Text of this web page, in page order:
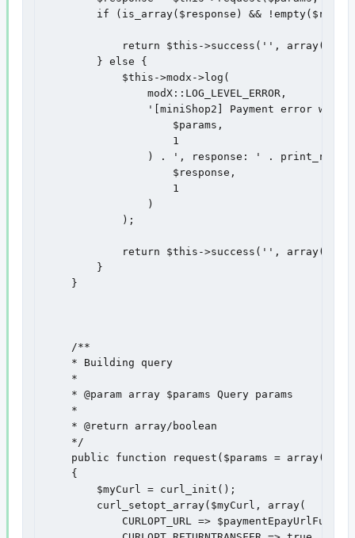
if (is_array($response) &&
return $this->success('',
        } else {
            $this->modx->log(
                modX::LOG_LEVEL_ERROR,
'[miniShop2] Payment error
                    $params,
                    1
                ) . ', response: ' . print_r(
                    $response,
                    1
                )
            );
return $this->success('',
        }
    }
    /**
    * Building query
    *
    * @param array $params Query params
    *
    * @return array/boolean
    */
public function request($params = array(),
    {
        $myCurl = curl_init();
        curl_setopt_array($myCurl, array(
            CURLOPT_URL => $paymentEpayUrlFull,